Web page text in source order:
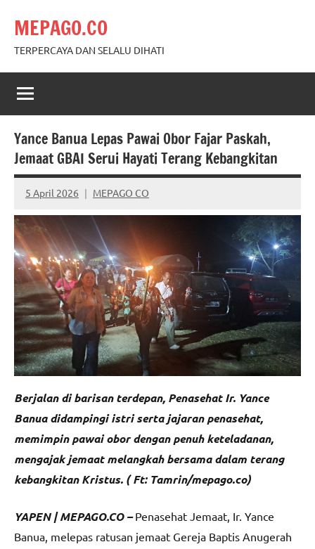
content
MEPAGO.CO
TERPERCAYA DAN SELALU DIHATI
Yance Banua Lepas Pawai Obor Fajar Paskah,
Jemaat GBAI Serui Hayati Terang Kebangkitan
5 April 2026 MEPAGO CO
No
comments
Berjalan di barisan terdepan, Penasehat Ir. Yance
Banua didampingi istri serta jajaran penasehat,
memimpin pawai obor dengan penuh keteladanan,
mengajak jemaat melangkah bersama dalam terang
kebangkitan Kristus. ( Ft: Tamrin/mepago.co)
YAPEN | MEPAGO.CO –Penasehat Jemaat, Ir. Yance
Banua, melepas ratusan jemaat Gereja Baptis Anugerah